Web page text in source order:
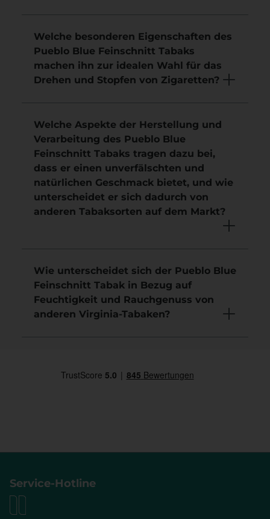
Welche besonderen Eigenschaften des
Pueblo Blue Feinschnitt Tabaks
machen ihn zur idealen Wahl für das
Drehen und Stopfen von Zigaretten?
Welche Aspekte der Herstellung und
Verarbeitung des Pueblo Blue
Feinschnitt Tabaks tragen dazu bei,
dass er einen unverfälschten und
natürlichen Geschmack bietet, und wie
unterscheidet er sich dadurch von
anderen Tabaksorten auf dem Markt?
Wie unterscheidet sich der Pueblo Blue
Feinschnitt Tabak in Bezug auf
Feuchtigkeit und Rauchgenuss von
anderen Virginia-Tabaken?
Service-Hotline